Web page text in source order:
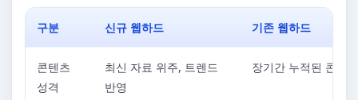
구분 신규 웹하드 기존 웹하드
콘텐츠
성격
최신 자료 위주, 트렌드
반영
장기간 누적된 콘텐